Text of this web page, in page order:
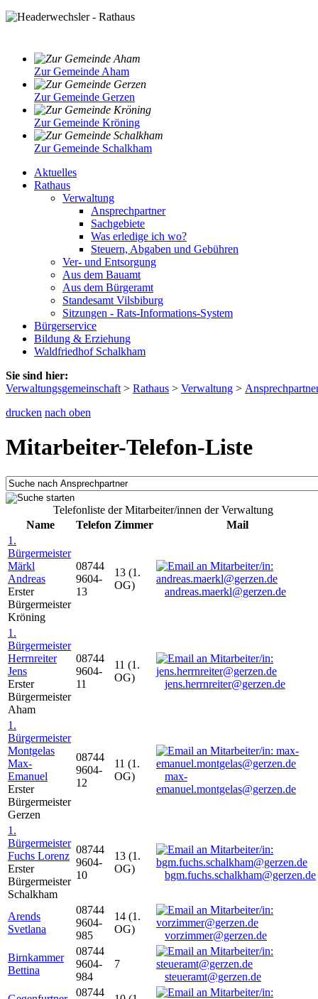
Zur Gemeinde Aham
Zur Gemeinde Gerzen
Zur Gemeinde Kröning
Zur Gemeinde Schalkham
Aktuelles
Rathaus
Verwaltung
Ansprechpartner
Sachgebiete
Was erledige ich wo?
Steuern, Abgaben und Gebühren
Ver- und Entsorgung
Aus dem Bauamt
Aus dem Bürgeramt
Standesamt Vilsbiburg
Sitzungen - Rats-Informations-System
Bürgerservice
Bildung & Erziehung
Waldfriedhof Schalkham
Sie sind hier:
Verwaltungsgemeinschaft > Rathaus > Verwaltung >
drucken nach oben
Mitarbeiter-Telefon-Liste
Telefonliste der Mitarbeiter/innen der Verwaltung
Name
Telefon Zimmer
Mail
1.
Bürgermeister
Märkl
Andreas
Erster
Bürgermeister
Kröning
08744
9604-
13
13 (1.
OG)
andreas.maerkl@gerzen.de
1.
Bürgermeister
Herrnreiter
Jens
Erster
Bürgermeister
Aham
08744
9604-
11
11 (1.
OG)
jens.herrnreiter@gerzen.de
1.
Bürgermeister
Montgelas
Max-
Emanuel
Erster
Bürgermeister
Gerzen
08744
9604-
12
11 (1.
OG)
max-
emanuel.montgelas@gerzen.de
1.
Bürgermeister
Fuchs Lorenz
Erster
Bürgermeister
Schalkham
08744
9604-
10
13 (1.
OG)
bgm.fuchs.schalkham@gerzen.de
Arends
Svetlana
08744
9604-
985
14 (1.
OG)
vorzimmer@gerzen.de
Birnkammer
Bettina
08744
9604-
984
7
steueramt@gerzen.de
08744